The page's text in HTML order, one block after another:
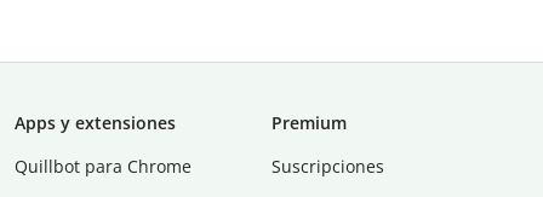
Apps y extensiones
Quillbot para Chrome
Premium
Suscripciones